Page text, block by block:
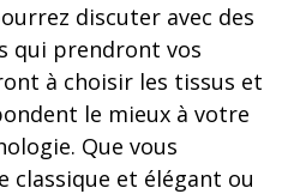
discuter avec des
qui prendront vos
à choisir les tissus et
le mieux à votre
Que vous
classique et élégant ou